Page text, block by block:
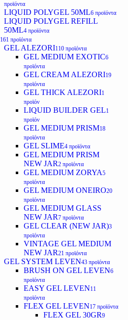
προϊόντα
LIQUID POLYGEL 50ML6 προϊόντα
LIQUID POLYGEL REFILL
50ML4 προϊόντα
161 προϊόντα
GEL ALEZORI110 προϊόντα
GEL MEDIUM EXOTIC6
προϊόντα
GEL CREAM ALEZORI19
προϊόντα
GEL THICK ALEZORI1
προϊόν
LIQUID BUILDER GEL1
προϊόν
GEL MEDIUM PRISM18
προϊόντα
GEL SLIME4 προϊόντα
GEL MEDIUM PRISM
NEW JAR2 προϊόντα
GEL MEDIUM ZORYA5
προϊόντα
GEL MEDIUM ONEIRO20
προϊόντα
GEL MEDIUM GLASS
NEW JAR7 προϊόντα
GEL CLEAR (NEW JAR)3
προϊόντα
VINTAGE GEL MEDIUM
NEW JAR21 προϊόντα
GEL SYSTEM LEVEN43 προϊόντα
BRUSH ON GEL LEVEN6
προϊόντα
EASY GEL LEVEN11
προϊόντα
FLEX GEL LEVEN17 προϊόντα
FLEX GEL 30GR9